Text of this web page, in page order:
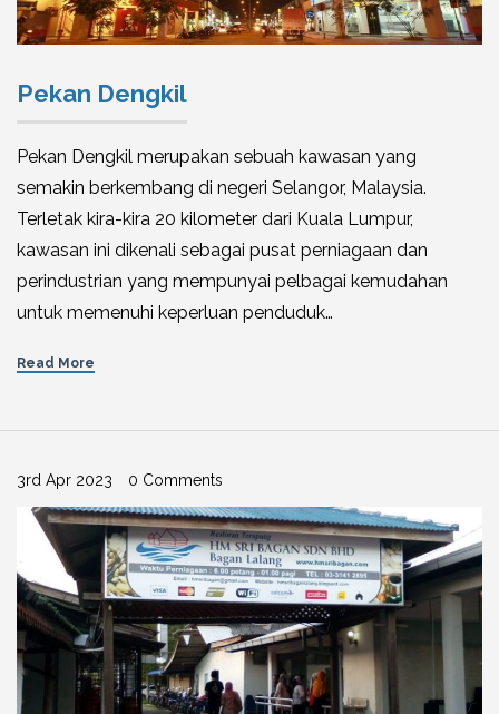
Pekan Dengkil
Pekan Dengkil merupakan sebuah kawasan yang
semakin berkembang di negeri Selangor, Malaysia.
Terletak kira-kira 20 kilometer dari Kuala Lumpur,
kawasan ini dikenali sebagai pusat perniagaan dan
perindustrian yang mempunyai pelbagai kemudahan
untuk memenuhi keperluan penduduk…
Read More
3rd Apr 2023 0 Comments